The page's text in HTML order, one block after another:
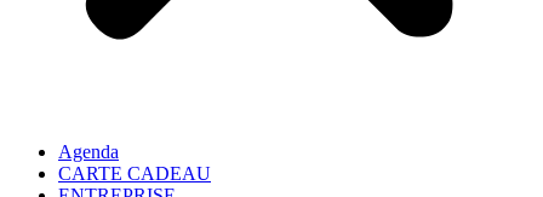
Agenda
CARTE CADEAU